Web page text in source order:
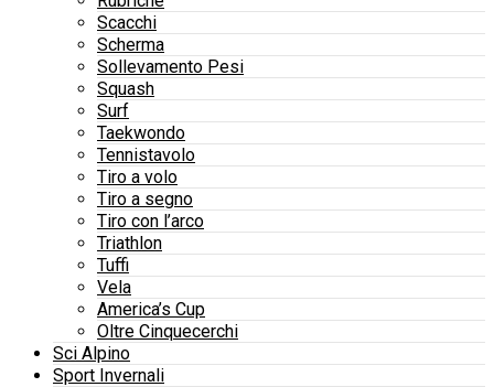
Scacchi
Scherma
Sollevamento Pesi
Squash
Surf
Taekwondo
Tennistavolo
Tiro a volo
Tiro a segno
Tiro con l’arco
Triathlon
Tuffi
Vela
America’s Cup
Oltre Cinquecerchi
Sci Alpino
Sport Invernali